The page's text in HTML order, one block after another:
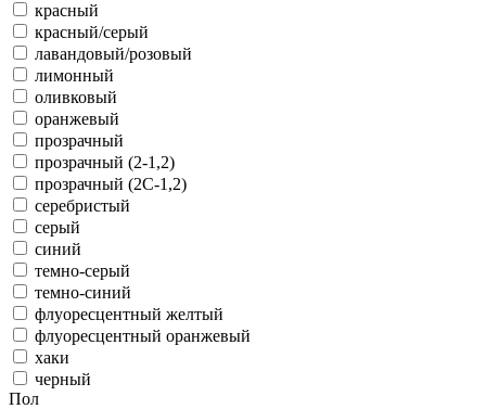
красный
красный/серый
лавандовый/розовый
лимонный
оливковый
оранжевый
прозрачный
прозрачный (2-1,2)
прозрачный (2С-1,2)
серебристый
серый
синий
темно-серый
темно-синий
флуоресцентный желтый
флуоресцентный оранжевый
хаки
черный
Пол